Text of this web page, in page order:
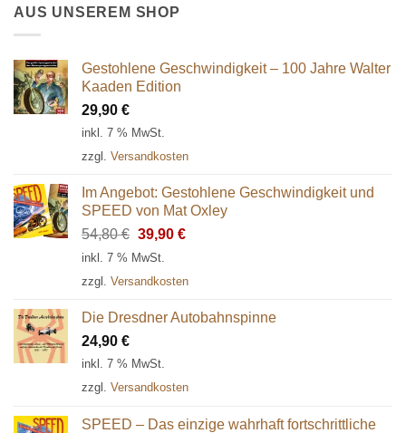
AUS UNSEREM SHOP
Gestohlene Geschwindigkeit – 100 Jahre Walter
Kaaden Edition
29,90 €
inkl. 7 % MwSt.
zzgl. Versandkosten
Im Angebot: Gestohlene Geschwindigkeit und
SPEED von Mat Oxley
54,80€ Ursprünglicher
Preis
39,90 €Aktueller
inkl. 7 % MwSt.
zzgl. Versandkosten
Die Dresdner Autobahnspinne
24,90 €
inkl. 7 % MwSt.
zzgl. Versandkosten
SPEED – Das einzige wahrhaft fortschrittliche